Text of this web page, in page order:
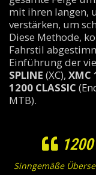
mit ihren langen,
verstärken, um
Diese Methode,
Fahrstil
Einführung der
SPLINE (XC), XMC
1200 CLASSIC
MTB).
Sinngemäße